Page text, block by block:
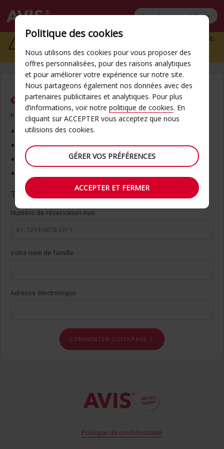
Signaler un problème
Form
errors
Nous sommes désolés, une erreur s’est produite.
Veuillez réessayer ultérieurement.
GAGNEZ DU TEMPS AVEC QUICKPASS
Pour commencer, vous aurez besoin de ce qui suit :
Permis de conduire
Carte de paiement (si requise)
Numéro de réservation
Trouver votre réservation
Numéro de réservation Avis
Votre nom de famille
Adresse électronique
COMMENCER QUICKPASS
Politique de confidentialité
Politique des cookies
Nous utilisons des cookies pour vous proposer des
offres personnalisées, pour des raisons analytiques
et pour améliorer votre expérience sur notre site.
Nous partageons également nos données avec des
partenaires publicitaires et analytiques. Pour plus
d’informations, voir notre politique de cookies. En
cliquant sur ACCEPTER vous acceptez que nous
utilisions des cookies.
GÉRER VOS PRÉFÉRENCES
ACCEPTER ET FERMER